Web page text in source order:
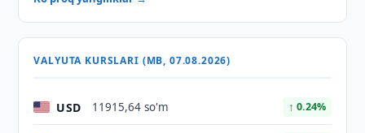
VALYUTA KURSLARI (MB, 07.08.2026)
USD 11915,64 so'm ↑ 0.24%